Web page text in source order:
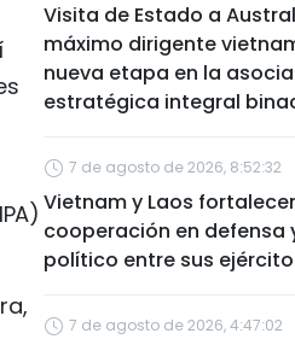
Visita de Estado a
máximo dirigente
nueva etapa en la
estratégica integral
7 de agosto de 2026, 8:52:32
Vietnam y Laos
cooperación en defensa
político entre sus
7 de agosto de 2026, 4:47:02